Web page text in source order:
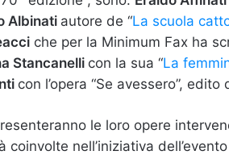
Albinati autore de “La scuola
che per la Minimum Fax ha
Stancanelli con la sua “La
con l’opera “Se avessero”, edito
le loro opere
coinvolte nell’iniziativa